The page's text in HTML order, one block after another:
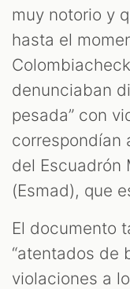
muy notorio y
hasta el
Colombiacheck
denunciaban
pesada” con
correspondían
del Escuadrón
(Esmad), que
El documento
“atentados de
violaciones a